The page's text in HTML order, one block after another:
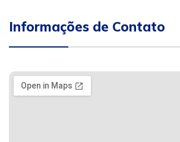
Informações de Contato